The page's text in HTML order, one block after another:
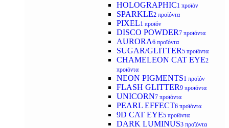
HOLOGRAPHIC1 προϊόν
SPARKLE2 προϊόντα
PIXEL1 προϊόν
DISCO POWDER7 προϊόντα
AURORA6 προϊόντα
SUGAR/GLITTER5 προϊόντα
CHAMELEON CAT EYE2
προϊόντα
NEON PIGMENTS1 προϊόν
FLASH GLITTER9 προϊόντα
UNICORN7 προϊόντα
PEARL EFFECT6 προϊόντα
9D CAT EYE5 προϊόντα
DARK LUMINUS3 προϊόντα